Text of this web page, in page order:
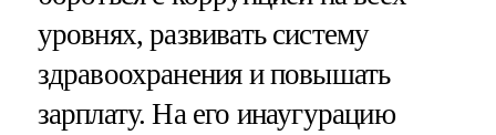
уровнях, развивать систему
здравоохранения и повышать
зарплату. На его инаугурацию